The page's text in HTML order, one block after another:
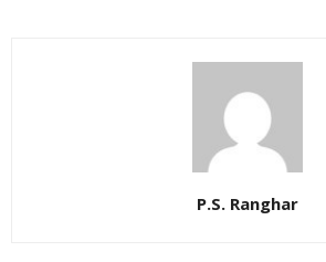
P.S. Ranghar